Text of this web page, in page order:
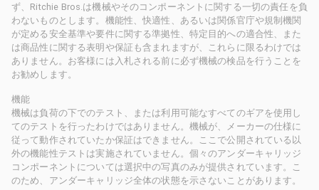
ず、Ritchie Bros.は機械やそのコンポーネントに関する一切の責任を負
わないものとします。機能性、快適性、あるいは関係官庁や規制機関
が定める安全基準や要件に関する準拠性、特定目的への適合性、また
は商品性に関する表明や保証も含まれますが、これらに限るわけでは
ありません。お客様には入札される前に必ず機械の検品を行うことを
お勧めします。
機能
機械は負荷の下でのテスト、または利用可能なすべてのギアを使用し
てのテストを行ったわけではありません。機械が、メーカーの仕様に
従って動作されていたか保証はできません。ここで公開されている以
外の機能性テストは実施されていません。個々のアンダーキャリッジ
コンポーネントについては選択中の写真のみが提供されています。こ
のため、アンダーキャリッジ全体の状態を示さないことがあります。